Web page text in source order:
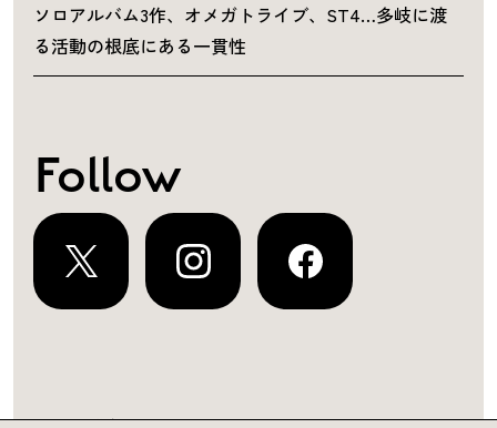
ソロアルバム3作、オメガトライブ、ST4…多岐に渡
る活動の根底にある一貫性
Follow